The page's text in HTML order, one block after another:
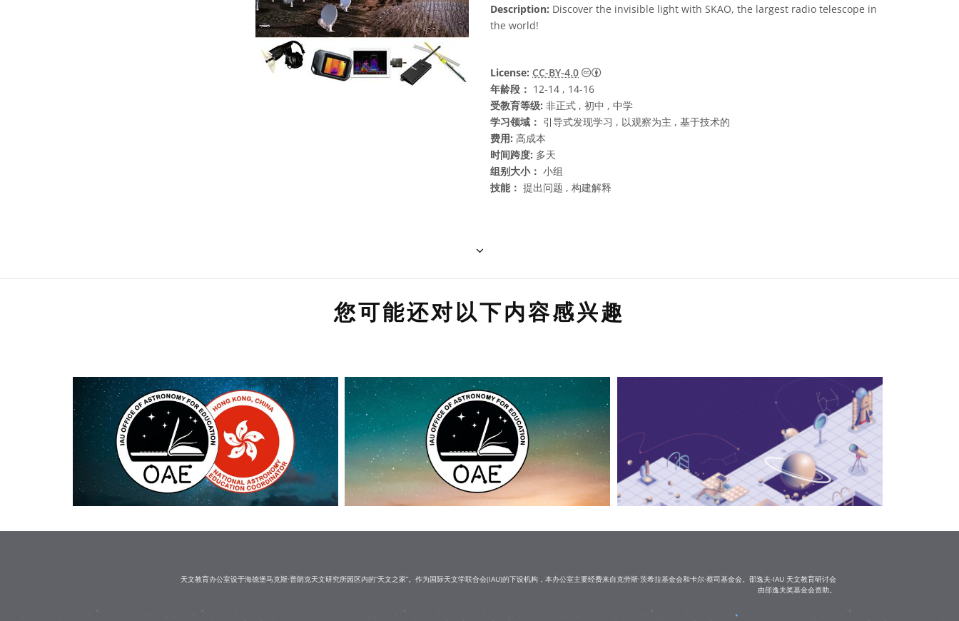
Description: Discover the invisible light with SKAO, the largest radio telescope in
the world!
License: CC-BY-4.0
知识共享许可协议 署名 4.0 国际 (CC BY 4.0) 图标
年龄段： 12-14 , 14-16
受教育等级: 非正式 , 初中 , 中学
学习领域： 引导式发现学习 , 以观察为主 , 基于技术的
费用: 高成本
时间跨度: 多天
组别大小： 小组
技能： 提出问题 , 构建解释
您可能还对以下内容感兴趣
天文教育办公室设于海德堡马克斯·普朗克天文研究所园区内的“天文之家”。作为国际天文学联合会(IAU)的下设机构，本办公室主要经费来自克劳斯·茨希拉基金会和卡尔·蔡司基金会。邵逸夫-IAU 天文教育研讨会
由邵逸夫奖基金会资助。